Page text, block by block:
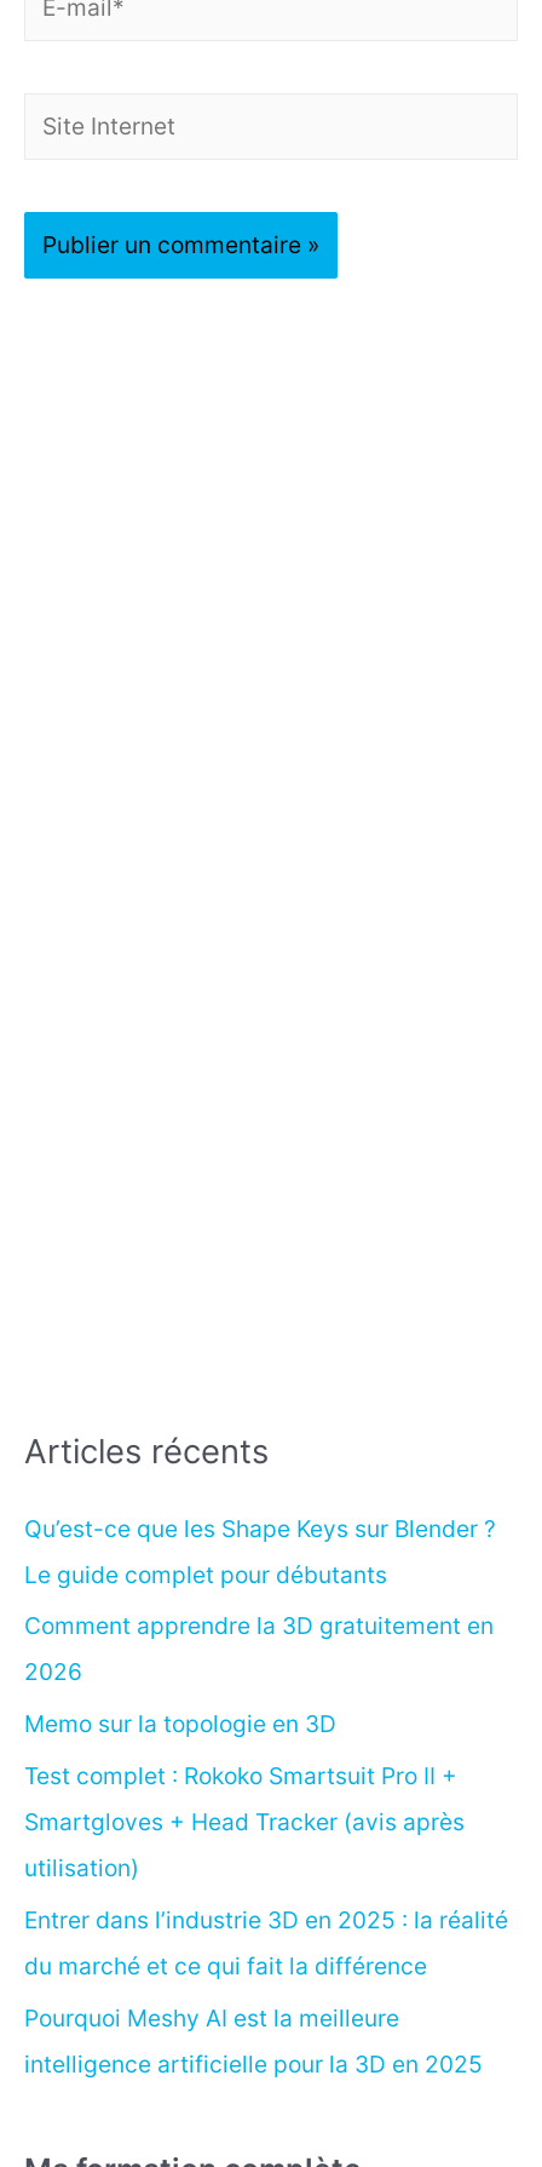
Site
Articles récents
Qu’est-ce que les Shape Keys sur Blender ?
Le guide complet pour débutants
Comment apprendre la 3D gratuitement en
2026
Memo sur la topologie en 3D
Test complet : Rokoko Smartsuit Pro II +
Smartgloves + Head Tracker (avis après
utilisation)
Entrer dans l’industrie 3D en 2025 : la réalité
du marché et ce qui fait la différence
Pourquoi Meshy AI est la meilleure
intelligence artificielle pour la 3D en 2025